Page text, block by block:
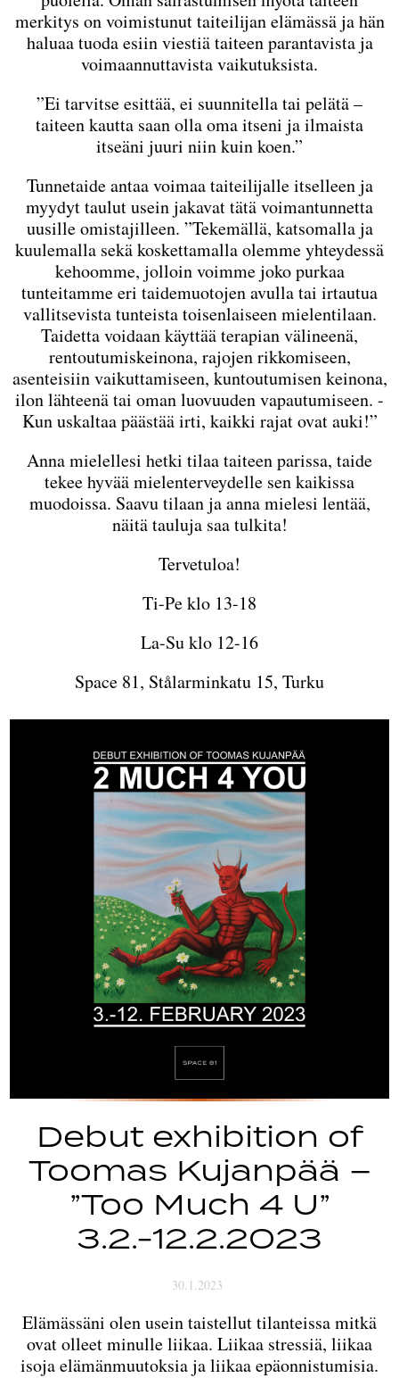
merkitys on voimistunut taiteilijan elämässä ja hän
haluaa tuoda esiin viestiä taiteen parantavista ja
voimaannuttavista vaikutuksista.
”Ei tarvitse esittää, ei suunnitella tai pelätä –
taiteen kautta saan olla oma itseni ja ilmaista
itseäni juuri niin kuin koen.”
Tunnetaide antaa voimaa taiteilijalle itselleen ja
myydyt taulut usein jakavat tätä voimantunnetta
uusille omistajilleen. ”Tekemällä, katsomalla ja
kuulemalla sekä koskettamalla olemme yhteydessä
kehoomme, jolloin voimme joko purkaa
tunteitamme eri taidemuotojen avulla tai irtautua
vallitsevista tunteista toisenlaiseen mielentilaan.
Taidetta voidaan käyttää terapian välineenä,
rentoutumiskeinona, rajojen rikkomiseen,
asenteisiin vaikuttamiseen, kuntoutumisen keinona,
ilon lähteenä tai oman luovuuden vapautumiseen. -
Kun uskaltaa päästää irti, kaikki rajat ovat auki!”
Anna mielellesi hetki tilaa taiteen parissa, taide
tekee hyvää mielenterveydelle sen kaikissa
muodoissa. Saavu tilaan ja anna mielesi lentää,
näitä tauluja saa tulkita!
Tervetuloa!
Ti-Pe klo 13-18
La-Su klo 12-16
Space 81, Stålarminkatu 15, Turku
Debut exhibition of
Toomas Kujanpää –
”Too Much 4 U”
3.2.-12.2.2023
30.1.2023
Elämässäni olen usein taistellut tilanteissa mitkä
ovat olleet minulle liikaa. Liikaa stressiä, liikaa
isoja elämänmuutoksia ja liikaa epäonnistumisia.